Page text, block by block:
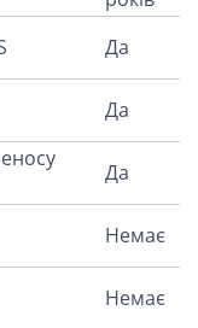
Да
Да
Да
Немає
Немає